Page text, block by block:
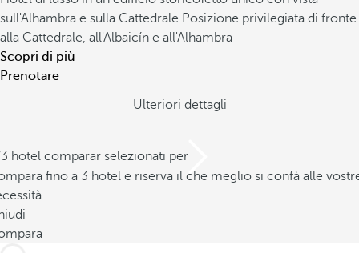
sull'Alhambra e sulla Cattedrale Posizione privilegiata di fronte
alla Cattedrale, all'Albaicín e all'Alhambra
Scopri di più
Prenotare
Ulteriori dettagli
hotel comparar selezionati per
fino a 3 hotel e riserva il che meglio si confà alle